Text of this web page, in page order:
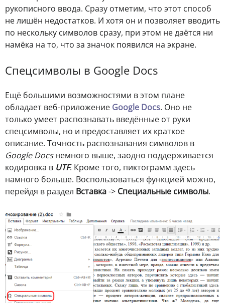
рукописного ввода. Сразу отметим, что этот способ
не лишён недостатков. И хотя он и позволяет вводить
по нескольку символов сразу, при этом не даётся ни
намёка на то, что за значок появился на экране.
Спецсимволы в Google Docs
Ещё большими возможностями в этом плане
обладает веб-приложение Google Docs. Оно не
только умеет распознавать введённые от руки
спецсимволы, но и предоставляет их краткое
описание. Точность распознавания символов в
Google Docsнемного выше, заодно поддерживается
кодировка в UTF. Кроме того, пиктограмм здесь
намного больше. Воспользоваться функцией можно,
перейдя в раздел Вставка-> Специальные символы.